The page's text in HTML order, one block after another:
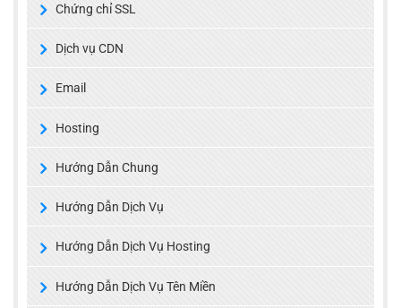
Chứng chỉ SSL
Dịch vụ CDN
Email
Hosting
Hướng Dẫn Chung
Hướng Dẫn Dịch Vụ
Hướng Dẫn Dịch Vụ Hosting
Hướng Dẫn Dịch Vụ Tên Miền